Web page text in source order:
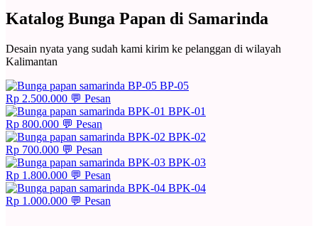
Katalog Bunga Papan di Samarinda
Desain nyata yang sudah kami kirim ke pelanggan di wilayah
Kalimantan
BP-05
Rp 2.500.000 💬 Pesan
BPK-01
Rp 800.000 💬 Pesan
BPK-02
Rp 700.000 💬 Pesan
BPK-03
Rp 1.800.000 💬 Pesan
BPK-04
Rp 1.000.000 💬 Pesan